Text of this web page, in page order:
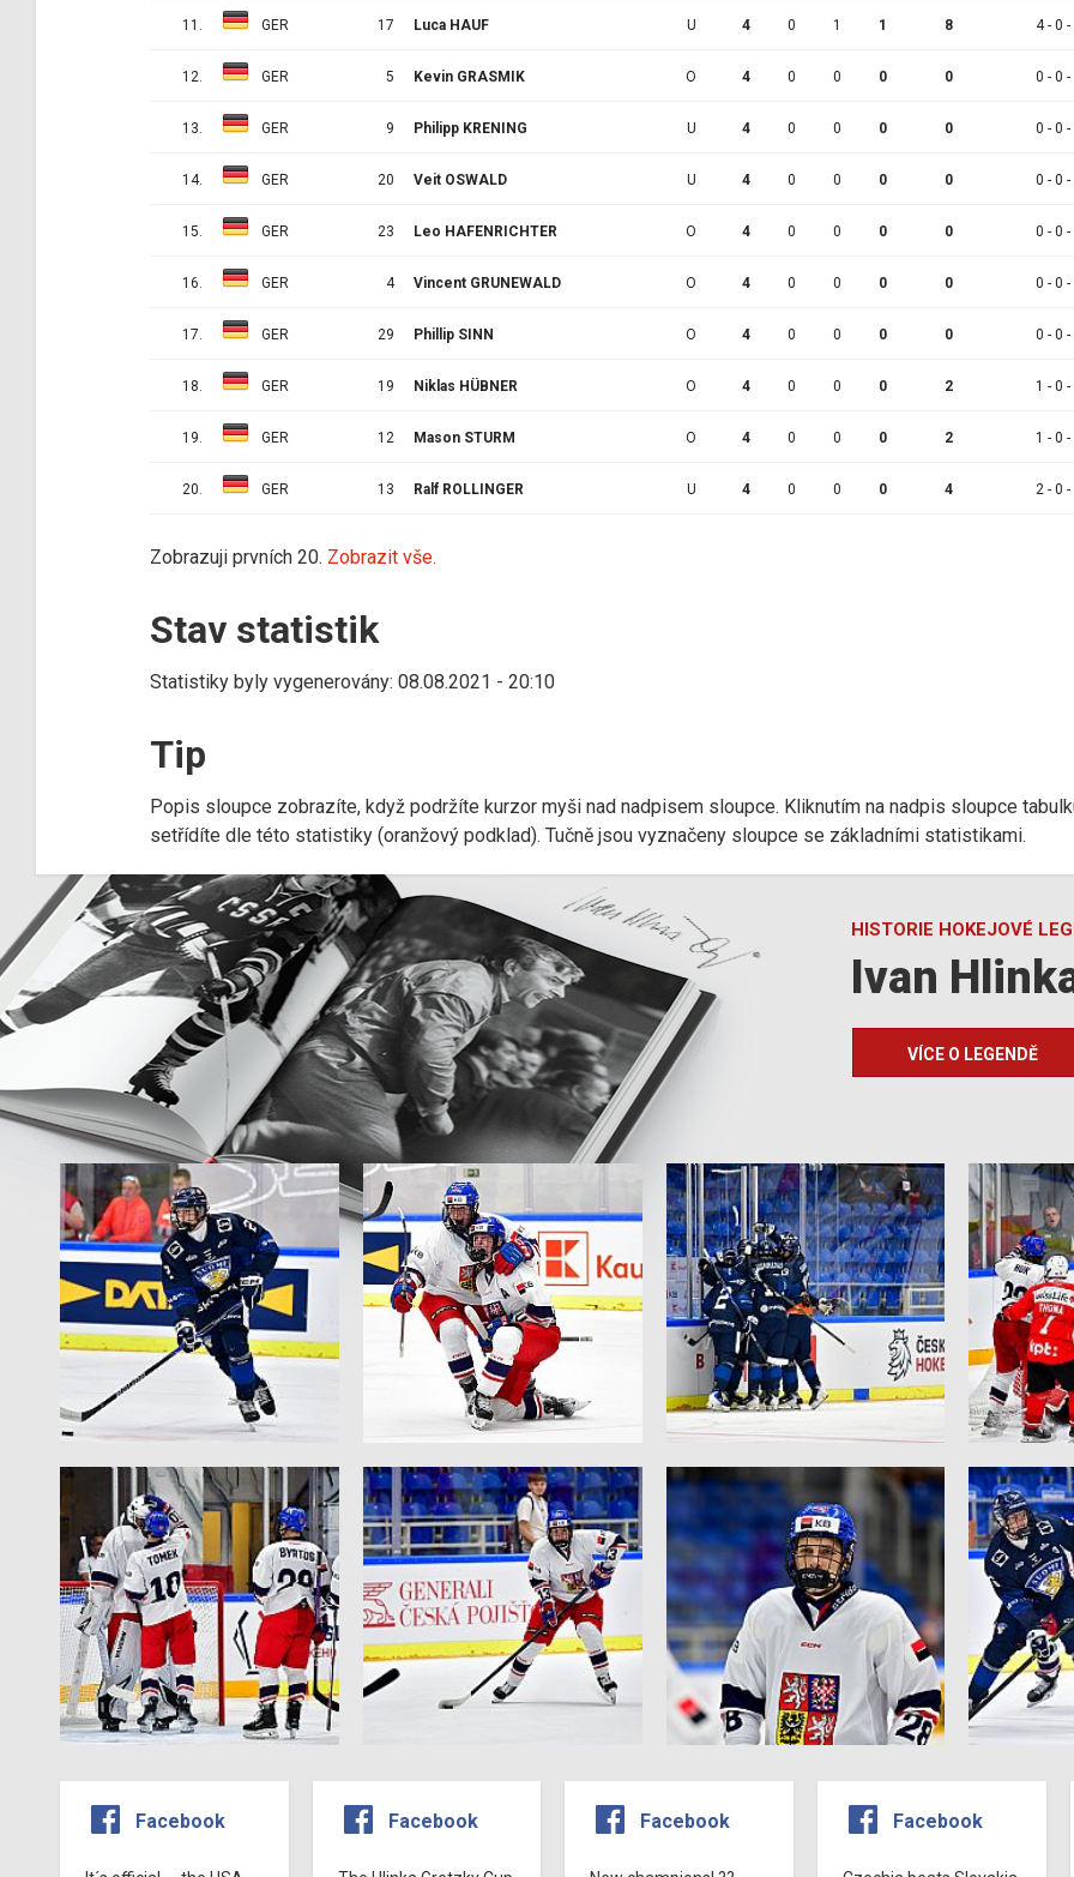
11. GER 17 Luca HAUF U 4 0 1 1 8 4 - 0 -
12. GER 5 Kevin GRASMIK O 4 0 0 0 0 0 - 0 -
13. GER 9 Philipp KRENING U 4 0 0 0 0 0 - 0 -
14. GER 20 Veit OSWALD U 4 0 0 0 0 0 - 0 -
15. GER 23 Leo HAFENRICHTER O 4 0 0 0 0 0 - 0 -
16. GER 4 Vincent GRUNEWALD O 4 0 0 0 0 0 - 0 -
17. GER 29 Phillip SINN O 4 0 0 0 0 0 - 0 -
18. GER 19 Niklas HÜBNER O 4 0 0 0 2 1 - 0 -
19. GER 12 Mason STURM O 4 0 0 0 2 1 - 0 -
20. GER 13 Ralf ROLLINGER U 4 0 0 0 4 2 - 0 -
Zobrazuji prvních 20. Zobrazit vše.
Stav statistik
Statistiky byly vygenerovány: 08.08.2021 - 20:10
Tip
Popis sloupce zobrazíte, když podržíte kurzor myši nad nadpisem sloupce. Kliknutím na nadpis sloupce
setřídíte dle této statistiky (oranžový podklad). Tučně jsou vyznačeny sloupce se základními statistikami.
HISTORIE HOKEJOVÉ
Ivan
VÍCE O LEGENDĚ
Facebook Facebook Facebook Facebook